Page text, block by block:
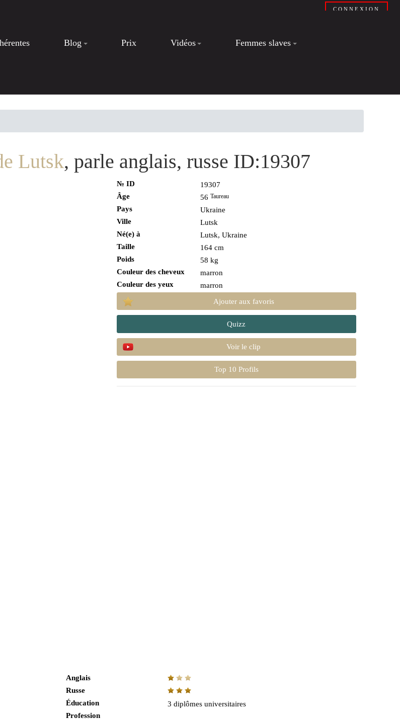
CONNEXION
Blog Prix Vidéos
Femmes slaves
Lutsk, parle anglais, russe ID:19307
№ ID
19307
Âge
56Taureau
Pays
Ukraine
Ville
Lutsk
Né(e) à
Lutsk, Ukraine
Taille
164 cm
Poids
58 kg
Couleur des cheveux
marron
Couleur des yeux
marron
Ajouter aux favoris
Quizz
Voir le clip
Top 10 Profils
Anglais
Russe
Éducation
3 diplômes universitaires
Profession